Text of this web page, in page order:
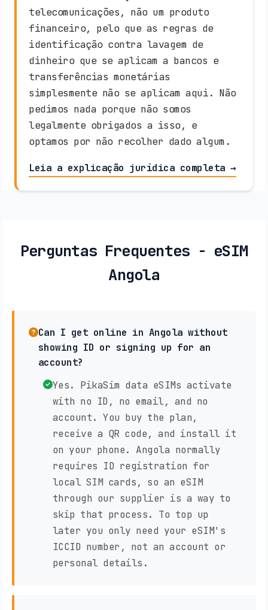
telecomunicações, não um produto
financeiro, pelo que as regras de
identificação contra lavagem de
dinheiro que se aplicam a bancos e
transferências monetárias
simplesmente não se aplicam aqui. Não
pedimos nada porque não somos
legalmente obrigados a isso, e
optamos por não recolher dado algum.
Leia a explicação jurídica completa →
Perguntas Frequentes - eSIM
Angola
Can I get online in Angola without
showing ID or signing up for an
account?
Yes. PikaSim data eSIMs activate
with no ID, no email, and no
account. You buy the plan,
receive a QR code, and install it
on your phone. Angola normally
requires ID registration for
local SIM cards, so an eSIM
through our supplier is a way to
skip that process. To top up
later you only need your eSIM's
ICCID number, not an account or
personal details.